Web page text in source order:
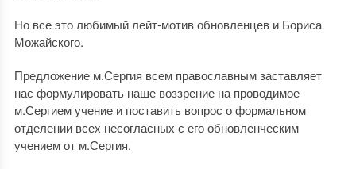
Но все это любимый лейт-мотив обновленцев и Бориса
Можайского.
Предложение м.Сергия всем православным заставляет
нас формулировать наше воззрение на проводимое
м.Сергием учение и поставить вопрос о формальном
отделении всех несогласных с его обновленческим
учением от м.Сергия.